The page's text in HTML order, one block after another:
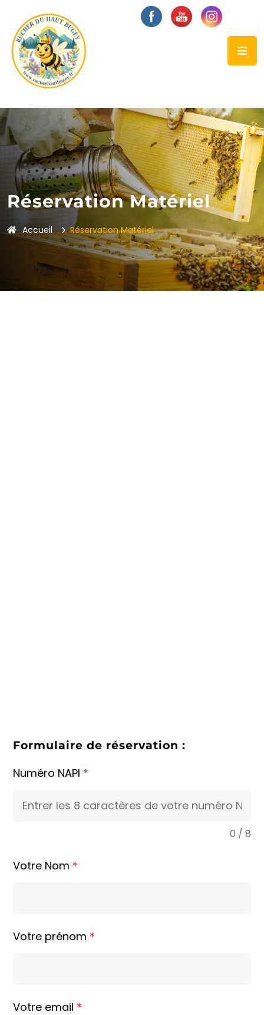
Réservation Matériel
Accueil Réservation Matériel
Formulaire de réservation :
Numéro NAPI *
0 / 8
Votre Nom *
Votre prénom *
Votre email *